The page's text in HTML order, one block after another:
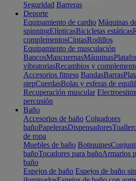
Seguridad Barreras
Deporte
Equipamiento de cardio Máquinas
spinningElípticasBicicletas estáticas
complementosCintasRodillos
Equipamiento de musculación
BancosMancuernasMáquinas
vibratoriasRecambios y
Accesorios fitness BandasBarras
stepCuerdasBolas y esferas de
Recuperación muscular
percusión
Baño
Accesorios de baño Colgadores
bañoPapelerasDispensadores
de ropa
Muebles de baño Botiquines
bañoTocadores para bañoArmarios
baño
Espejos de baño Espejos de baño